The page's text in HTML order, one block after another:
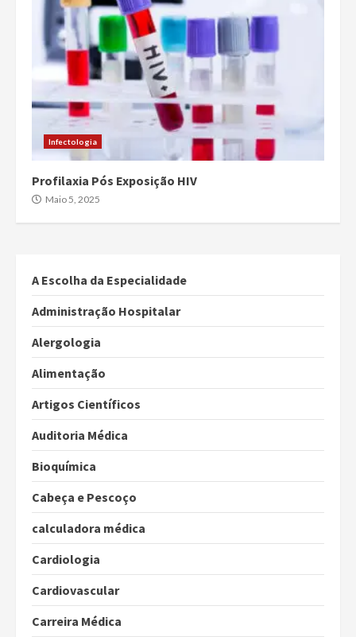
Infectologia
Profilaxia Pós Exposição HIV
Maio 5, 2025
A Escolha da Especialidade
Administração Hospitalar
Alergologia
Alimentação
Artigos Científicos
Auditoria Médica
Bioquímica
Cabeça e Pescoço
calculadora médica
Cardiologia
Cardiovascular
Carreira Médica